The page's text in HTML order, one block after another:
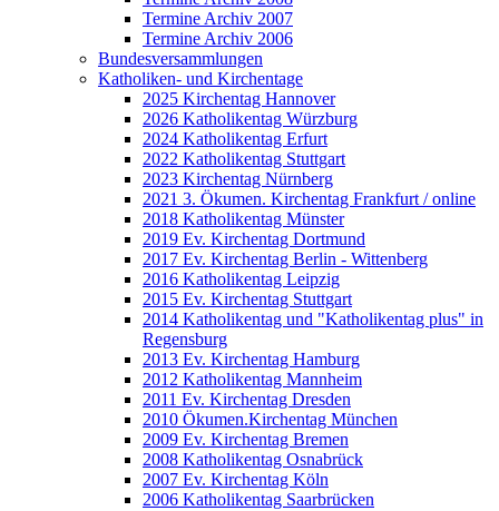
Termine Archiv 2007
Termine Archiv 2006
Bundesversammlungen
Katholiken- und Kirchentage
2025 Kirchentag Hannover
2026 Katholikentag Würzburg
2024 Katholikentag Erfurt
2022 Katholikentag Stuttgart
2023 Kirchentag Nürnberg
2021 3. Ökumen. Kirchentag Frankfurt / online
2018 Katholikentag Münster
2019 Ev. Kirchentag Dortmund
2017 Ev. Kirchentag Berlin - Wittenberg
2016 Katholikentag Leipzig
2015 Ev. Kirchentag Stuttgart
2014 Katholikentag und "Katholikentag plus" in
Regensburg
2013 Ev. Kirchentag Hamburg
2012 Katholikentag Mannheim
2011 Ev. Kirchentag Dresden
2010 Ökumen.Kirchentag München
2009 Ev. Kirchentag Bremen
2008 Katholikentag Osnabrück
2007 Ev. Kirchentag Köln
2006 Katholikentag Saarbrücken